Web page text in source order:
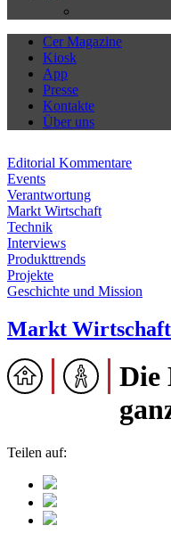
Cer Magazine
Kiosk
App
Presse
Kontakte
Über uns
Editorial Kommentare
Events
Verantwortung
Markt Wirtschaft
Technik
Interviews
Produkttrends
Projekte
Geschichte und Mission
Markt Wirtschaft
Die
Teilen auf: